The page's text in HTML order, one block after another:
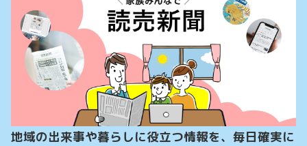
地域の出来事や暮らしに役立つ情報を、毎日確実に